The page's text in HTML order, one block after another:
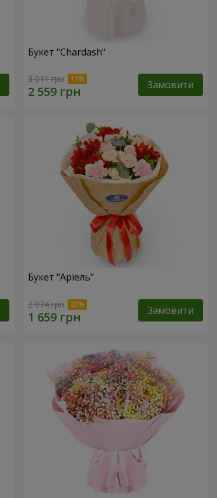
Букет "Chardash"
3 011 грн Замовити
Букет "Аріель"
2 074 грн Замовити